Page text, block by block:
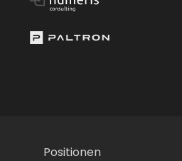
Positionen